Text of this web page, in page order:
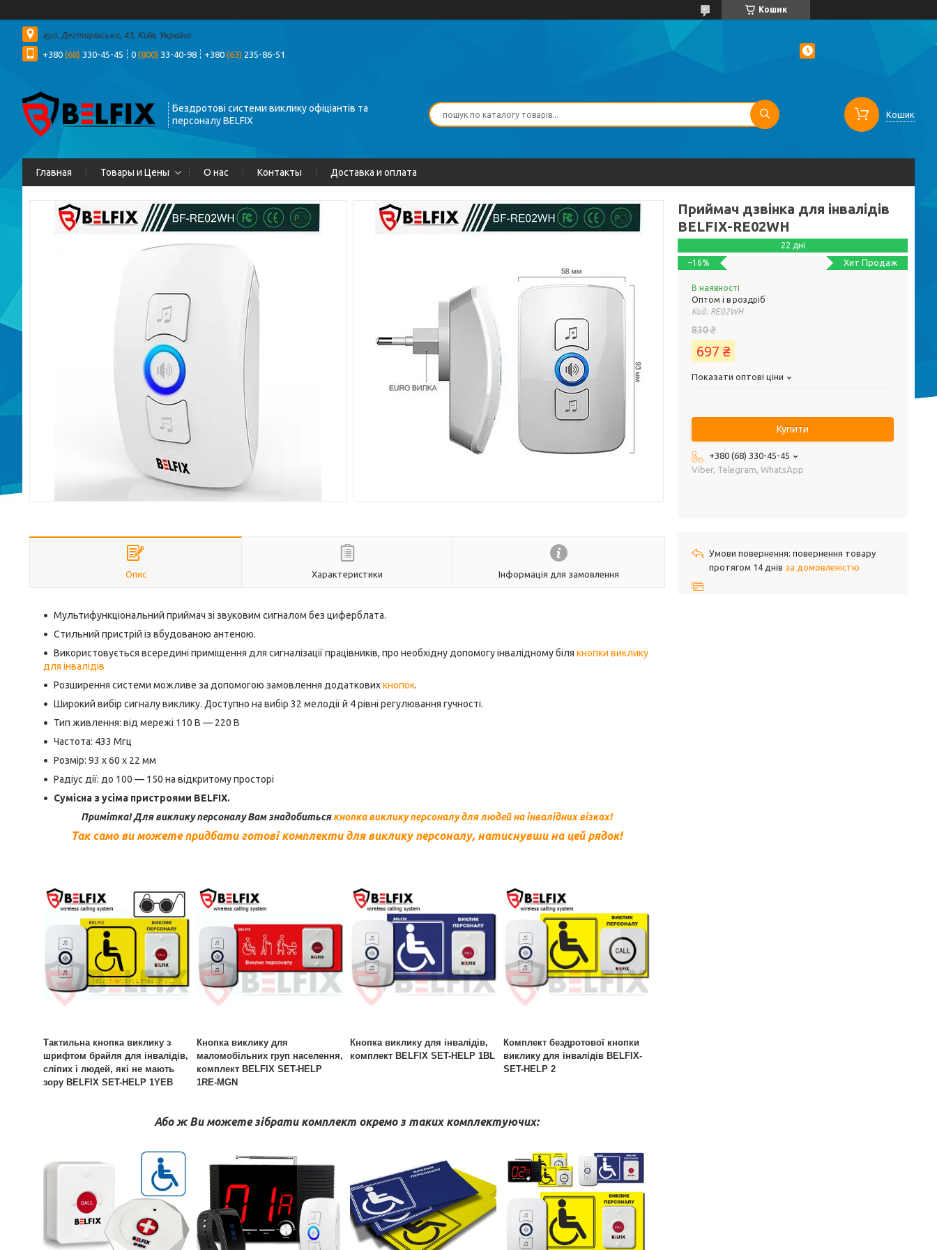
Кошик
вул. Дегтярівська, 43, Київ, Україна
+380 (68) 330-45-45 0 (800) 33-40-98 +380 (63) 235-86-51
Бездротові системи виклику офіціантів та
персоналу BELFIX
Кошик
Главная Товары и Цены О нас Контакты Доставка и оплата
Опис Характеристики Інформація для замовлення
Мультифункціональний приймач зі звуковим сигналом без циферблата.
Стильний пристрій із вбудованою антеною.
Використовується всередині приміщення для сигналізації працівників, про необхідну допомогу інвалідному біля кнопки виклику
для інвалідів
Розширення системи можливе за допомогою замовлення додатковихкнопок.
Широкий вибір сигналу виклику. Доступно на вибір 32 мелодії й 4 рівні регулювання гучності.
Тип живлення: від мережі 110 В — 220 В
Частота: 433 Мгц
Розмір: 93 x 60 x 22 мм
Радіус дії: до 100 — 150 на відкритому просторі
Сумісна з усіма пристроями BELFIX.
Примітка! Для виклику персоналу Вам знадобитьсякнопка виклику персоналу для людей на інвалідних візках!
Так само ви можете придбати готові комплекти для виклику персоналу, натиснувши на цей рядок!
Тактильна кнопка виклику з
шрифтом брайля для інвалідів,
сліпих і людей, які не мають
зору BELFIX SET-HELP 1YEB
Кнопка виклику для
маломобільних груп населення,
комплект BELFIX SET-HELP
1RE-MGN
Кнопка виклику для інвалідів,
комплект BELFIX SET-HELP 1BL
Комплект бездротової кнопки
виклику для інвалідів BELFIX-
SET-HELP 2
Або ж Ви можете зібрати комплект окремо з таких комплектуючих:
Приймач дзвінка для інвалідів
BELFIX-RE02WH
Хит Продаж
22 дні
–16%
В наявності
Оптом і в роздріб
Код: RE02WH
830 ₴
697 ₴
Показати оптові ціни
Купити
+380 (68) 330-45-45
Viber, Telegram, WhatsApp
повернення товару
протягом 14 днів за домовленістю